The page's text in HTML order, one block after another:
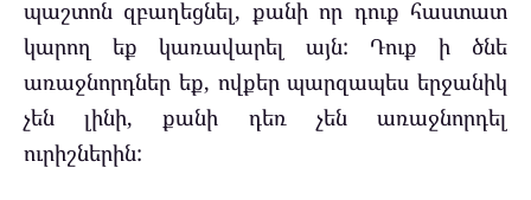
պաշտոն զբաղեցնել, քանի որ դուք հաստատ
կարող եք կառավարել այն: Դուք ի ծնե
առաջնորդներ եք, ովքեր պարզապես երջանիկ
չեն լինի, քանի դեռ չեն առաջնորդել
ուրիշներին: